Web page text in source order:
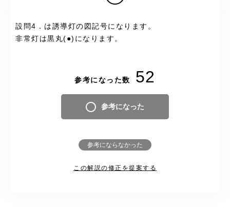
設問4．は誘導灯の図記号になります。
非常灯は黒丸(●)になります。
参考になった数 52
参考になった
参考にならなかった
この解説の修正を提案する